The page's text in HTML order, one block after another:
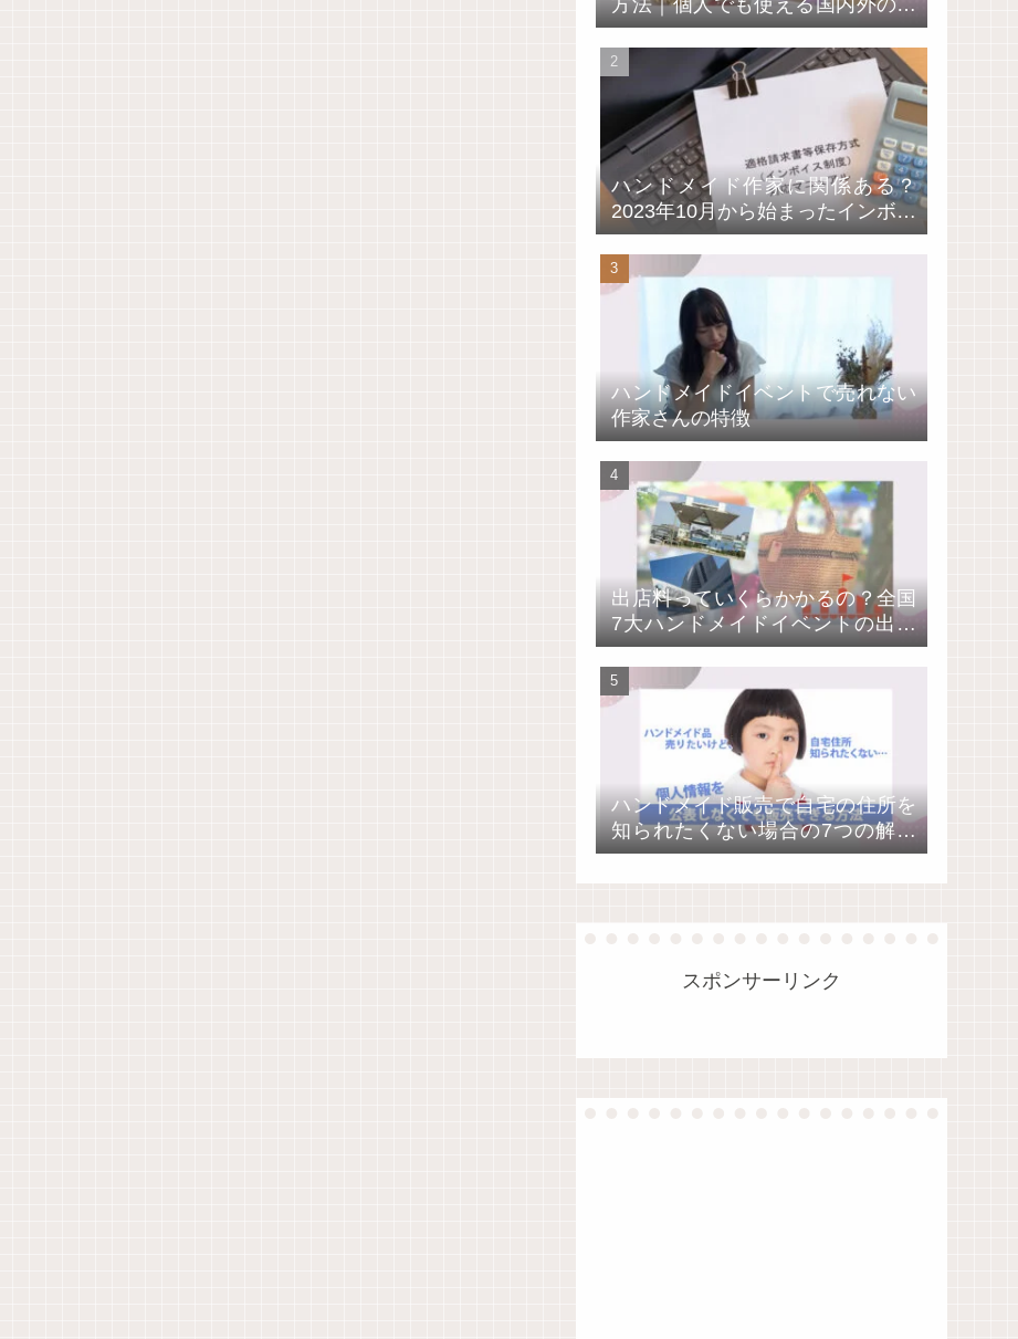
方法｜個人でも使える国内外の卸
通販サイト4選
ハンドメイド作家に関係ある？
2023年10月から始まったインボイ
ス制度
ハンドメイドイベントで売れない
作家さんの特徴
出店料っていくらかかるの？全国
7大ハンドメイドイベントの出店
費用を比較
ハンドメイド販売で自宅の住所を
知られたくない場合の7つの解決
法
スポンサーリンク